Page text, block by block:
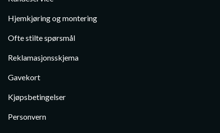
Hjemkjøring og montering
Ofte stilte spørsmål
Reklamasjonsskjema
Gavekort
Kjøpsbetingelser
Personvern